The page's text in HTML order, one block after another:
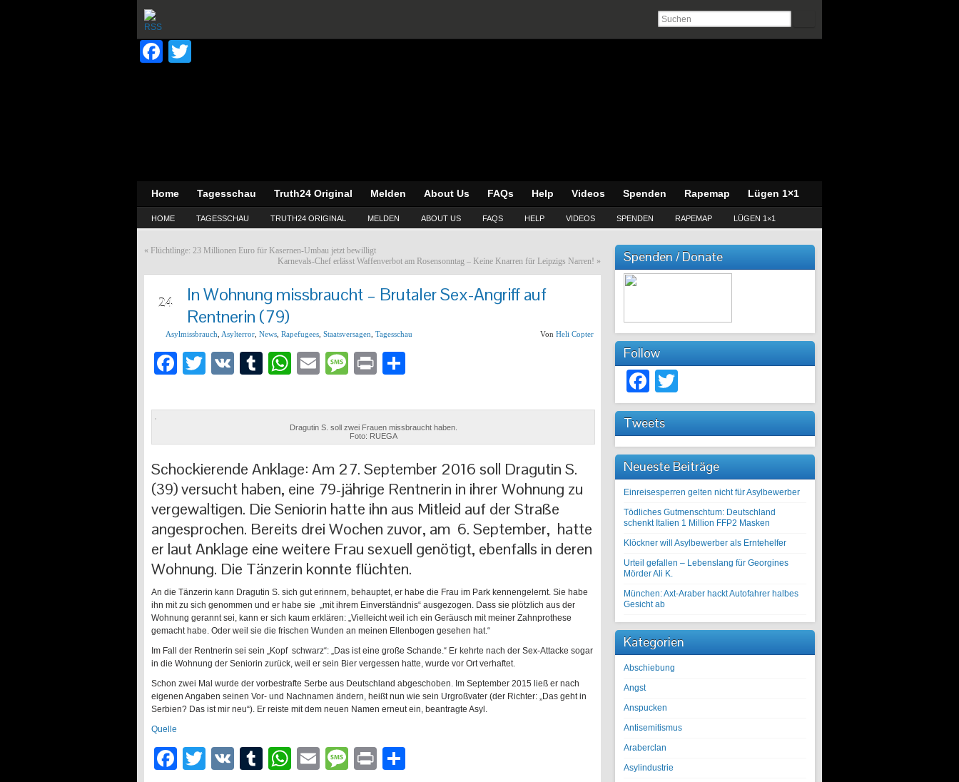
Facebook
Home Tagesschau Truth24 Original Melden About Us FAQs Help Videos Spenden Rapemap Lügen 1×1
HOME TAGESSCHAU TRUTH24 ORIGINAL MELDEN ABOUT US FAQS HELP VIDEOS SPENDEN RAPEMAP LÜGEN 1×1
« Flüchtlinge: 23 Millionen Euro für Kasernen-Umbau jetzt bewilligt
Karnevals-Chef erlässt Waffenverbot am Rosensonntag – Keine Knarren für Leipzigs Narren! »
24
In Wohnung missbraucht – Brutaler Sex-Angriff auf
Rentnerin (79)
Asylmissbrauch Asylterror News Rapefugees Staatsversagen Tagesschau Von Heli Copter
Facebook
Twitter
VK Tumblr
WhatsApp
EmailMessage
Print
Dragutin S. soll zwei Frauen missbraucht haben.
Foto: RUEGA
Schockierende Anklage: Am 27. September 2016 soll Dragutin S.
(39) versucht haben, eine 79-jährige Rentnerin in ihrer Wohnung zu
vergewaltigen. Die Seniorin hatte ihn aus Mitleid auf der Straße
angesprochen. Bereits drei Wochen zuvor, am 6. September, hatte
er laut Anklage eine weitere Frau sexuell genötigt, ebenfalls in deren
Wohnung. Die Tänzerin konnte flüchten.
An die Tänzerin kann Dragutin S. sich gut erinnern, behauptet, er habe die Frau im Park kennengelernt. Sie habe
ihn mit zu sich genommen und er habe sie „mit ihrem Einverständnis“ ausgezogen. Dass sie plötzlich aus der
Wohnung gerannt sei, kann er sich kaum erklären: „Vielleicht weil ich ein Geräusch mit meiner Zahnprothese
gemacht habe. Oder weil sie die frischen Wunden an meinen Ellenbogen gesehen hat.“
Im Fall der Rentnerin sei sein „Kopf schwarz“: „Das ist eine große Schande.“ Er kehrte nach der Sex-Attacke sogar
in die Wohnung der Seniorin zurück, weil er sein Bier vergessen hatte, wurde vor Ort verhaftet.
Schon zwei Mal wurde der vorbestrafte Serbe aus Deutschland abgeschoben. Im September 2015 ließ er nach
eigenen Angaben seinen Vor- und Nachnamen ändern, heißt nun wie sein Urgroßvater (der Richter: „Das geht in
Serbien? Das ist mir neu“). Er reiste mit dem neuen Namen erneut ein, beantragte Asyl.
Quelle
Facebook
Twitter
VK Tumblr
WhatsApp
EmailMessage
Print
Spenden / Donate
Follow
Facebook
Tweets
Neueste Beiträge
Einreisesperren gelten nicht für Asylbewerber
Tödliches Gutmenschtum: Deutschland
schenkt Italien 1 Million FFP2 Masken
Klöckner will Asylbewerber als Erntehelfer
Urteil gefallen – Lebenslang für Georgines
Mörder Ali K.
München: Axt-Araber hackt Autofahrer halbes
Gesicht ab
Kategorien
Abschiebung
Angst
Anspucken
Antisemitismus
Araberclan
Asylindustrie